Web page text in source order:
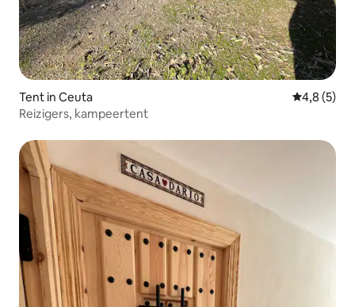
Tent in Ceuta
4,8 (5)
Reizigers, kampeertent